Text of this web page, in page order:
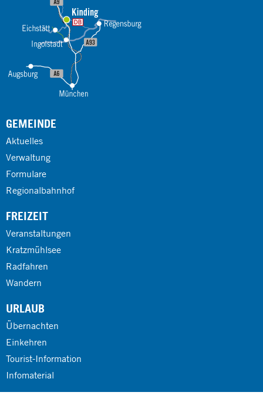
GEMEINDE
Aktuelles
Verwaltung
Formulare
Regionalbahnhof
FREIZEIT
Veranstaltungen
Kratzmühlsee
Radfahren
Wandern
URLAUB
Übernachten
Einkehren
Tourist-Information
Infomaterial